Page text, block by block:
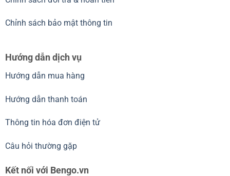
Chỉnh sách bảo mật thông tin
Hướng dẫn dịch vụ
Hướng dẫn mua hàng
Hướng dẫn thanh toán
Thông tin hóa đơn điện tử
Câu hỏi thường gặp
Kết nối với Bengo.vn